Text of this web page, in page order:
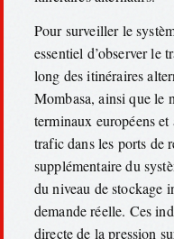
Pour surveiller le
essentiel d’observer le
long des itinéraires
Mombasa, ainsi que le
terminaux européens
trafic dans les ports de
supplémentaire du
du niveau de stockage
demande réelle. Ces
directe de la pression